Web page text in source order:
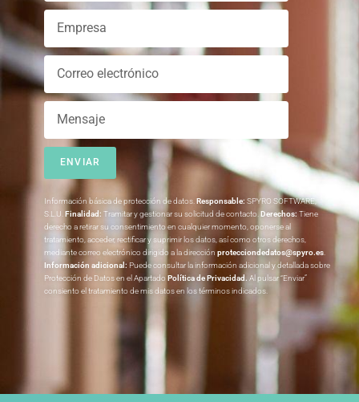
ENVIAR
Información básica de protección de datos. Responsable: SPYRO SOFTWARE,
S.L.U. Finalidad: Tramitar y gestionar su solicitud de contacto. Derechos: Tiene
derecho a retirar su consentimiento en cualquier momento, oponerse al
tratamiento, acceder, rectificar y suprimir los datos, así como otros derechos,
mediante correo electrónico dirigido a la dirección protecciondedatos@spyro.es
Información adicional: Puede consultar la información adicional y detallada sobre
Protección de Datos en el Apartado Política de Privacidad . Al pulsar “Enviar”
consiento el tratamiento de mis datos en los términos indicados.